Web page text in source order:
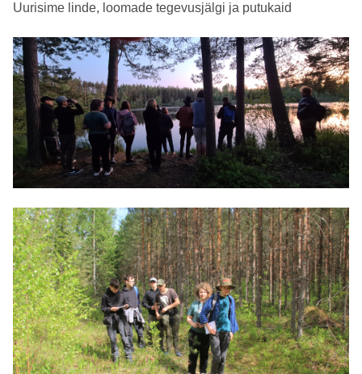
Uurisime linde, loomade tegevusjälgi ja putukaid